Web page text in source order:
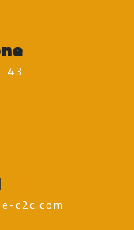
43
c2c.com